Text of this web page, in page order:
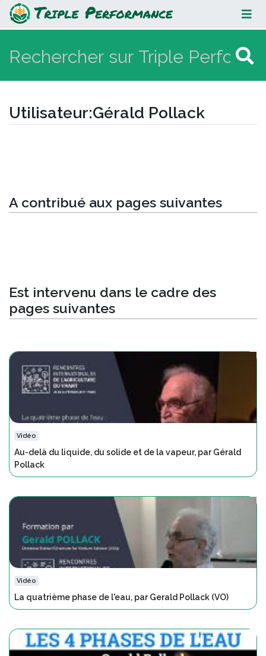
Gérald Pollack
Utilisateur:Gérald Pollack
A contribué aux pages suivantes
Est intervenu dans le cadre des
pages suivantes
Vidéo
Au-delà du liquide, du solide et de la vapeur, par Gérald
Pollack
Vidéo
La quatrième phase de l'eau, par Gerald Pollack (VO)